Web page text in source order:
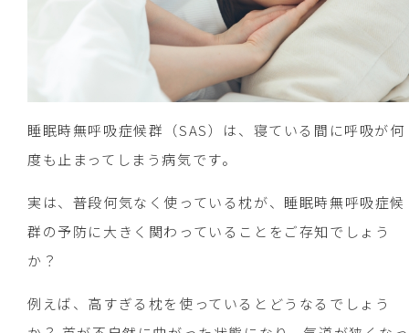
睡眠時無呼吸症候群（SAS）は、寝ている間に呼吸が何
度も止まってしまう病気です。
実は、普段何気なく使っている枕が、睡眠時無呼吸症候
群の予防に大きく関わっていることをご存知でしょう
か？
例えば、高すぎる枕を使っているとどうなるでしょう